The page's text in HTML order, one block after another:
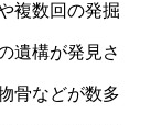
複数回の発掘
遺構が発見さ
骨などが数多